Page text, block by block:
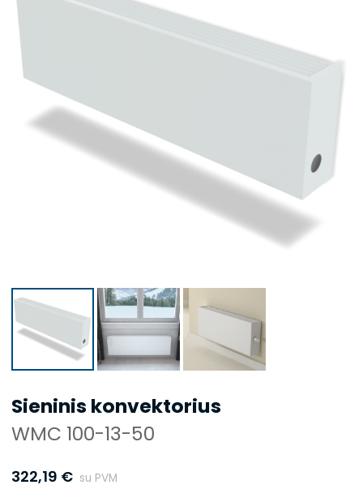
Sieninis konvektorius
WMC 100-13-50
322,19 € su PVM